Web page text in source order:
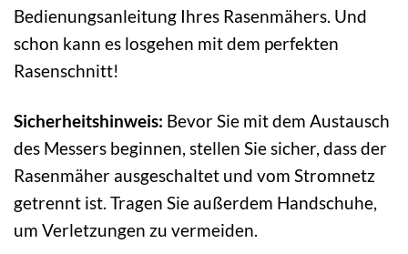
Bedienungsanleitung Ihres Rasenmähers. Und
schon kann es losgehen mit dem perfekten
Rasenschnitt!
Sicherheitshinweis: Bevor Sie mit dem Austausch
des Messers beginnen, stellen Sie sicher, dass der
Rasenmäher ausgeschaltet und vom Stromnetz
getrennt ist. Tragen Sie außerdem Handschuhe,
um Verletzungen zu vermeiden.